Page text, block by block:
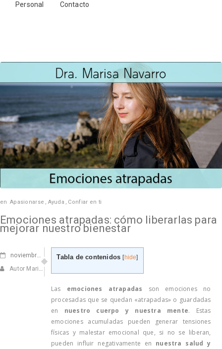
Personal Contacto
en Apasionarse , Ayuda , Confiar en ti
Emociones atrapadas: cómo liberarlas para
mejorar nuestro bienestar
noviembre 11, 2024
Autor Marisa Navarro
Tabla de contenidos [hide]
Las emociones atrapadas son emociones no
procesadas que se quedan «atrapadas» o guardadas
en nuestro cuerpo y nuestra mente. Estas
emociones acumuladas pueden generar tensiones
físicas y malestar emocional que, si no se liberan,
pueden influir negativamente en nuestra salud y